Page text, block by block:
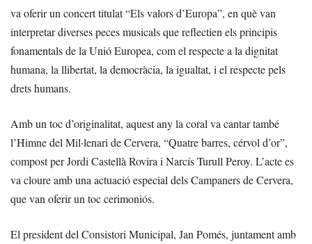
va oferir un concert titulat “Els valors d’Europa”, en què van
interpretar diverses peces musicals que reflectien els principis
fonamentals de la Unió Europea, com el respecte a la dignitat
humana, la llibertat, la democràcia, la igualtat, i el respecte pels
drets humans.
Amb un toc d’originalitat, aquest any la coral va cantar també
l’Himne del Mil·lenari de Cervera, “Quatre barres, cérvol d’or”,
compost per Jordi Castellà Rovira i Narcís Turull Peroy. L’acte es
va cloure amb una actuació especial dels Campaners de Cervera,
que van oferir un toc cerimoniós.
El president del Consistori Municipal, Jan Pomés, juntament amb